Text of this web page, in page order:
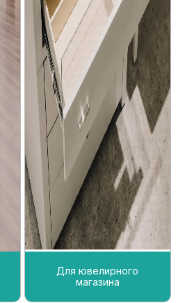
Для ювелирного
магазина